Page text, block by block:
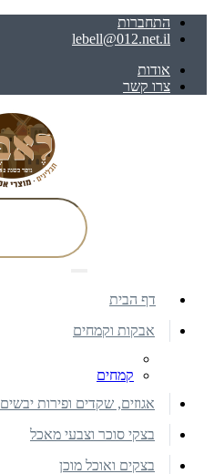
התחברות
lebell@012.net.il
אודות
צרו קשר
דף הבית
אבקות וקמחים
קמחים
אגוזים, שקדים ופירות יבשים
בצקי סוכר וצבעי מאכל
בצקים ואוכל מוכן